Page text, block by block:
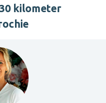
kilometer